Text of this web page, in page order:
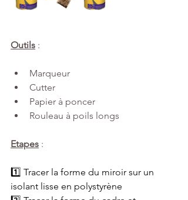
Outils :
Marqueur
Cutter
Papier à poncer
Rouleau à poils longs
Etapes :
1️⃣ Tracer la forme du miroir sur un
isolant lisse en polystyrène